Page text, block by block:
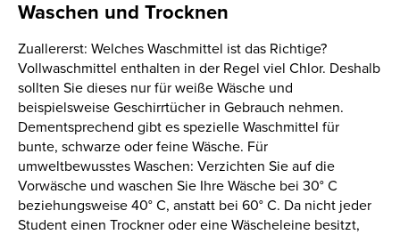
Waschen und Trocknen
Zuallererst: Welches Waschmittel ist das Richtige?
Vollwaschmittel enthalten in der Regel viel Chlor. Deshalb
sollten Sie dieses nur für weiße Wäsche und
beispielsweise Geschirrtücher in Gebrauch nehmen.
Dementsprechend gibt es spezielle Waschmittel für
bunte, schwarze oder feine Wäsche. Für
umweltbewusstes Waschen: Verzichten Sie auf die
Vorwäsche und waschen Sie Ihre Wäsche bei 30° C
beziehungsweise 40° C, anstatt bei 60° C. Da nicht jeder
Student einen Trockner oder eine Wäscheleine besitzt,